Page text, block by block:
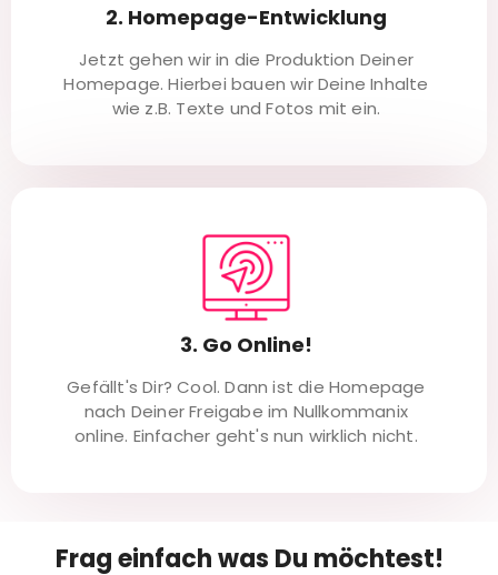
2. Homepage-Entwicklung
Jetzt gehen wir in die Produktion Deiner
Homepage. Hierbei bauen wir Deine Inhalte
wie z.B. Texte und Fotos mit ein.
3. Go Online!
Gefällt's Dir? Cool. Dann ist die Homepage
nach Deiner Freigabe im Nullkommanix
online. Einfacher geht's nun wirklich nicht.
Frag einfach was Du möchtest!